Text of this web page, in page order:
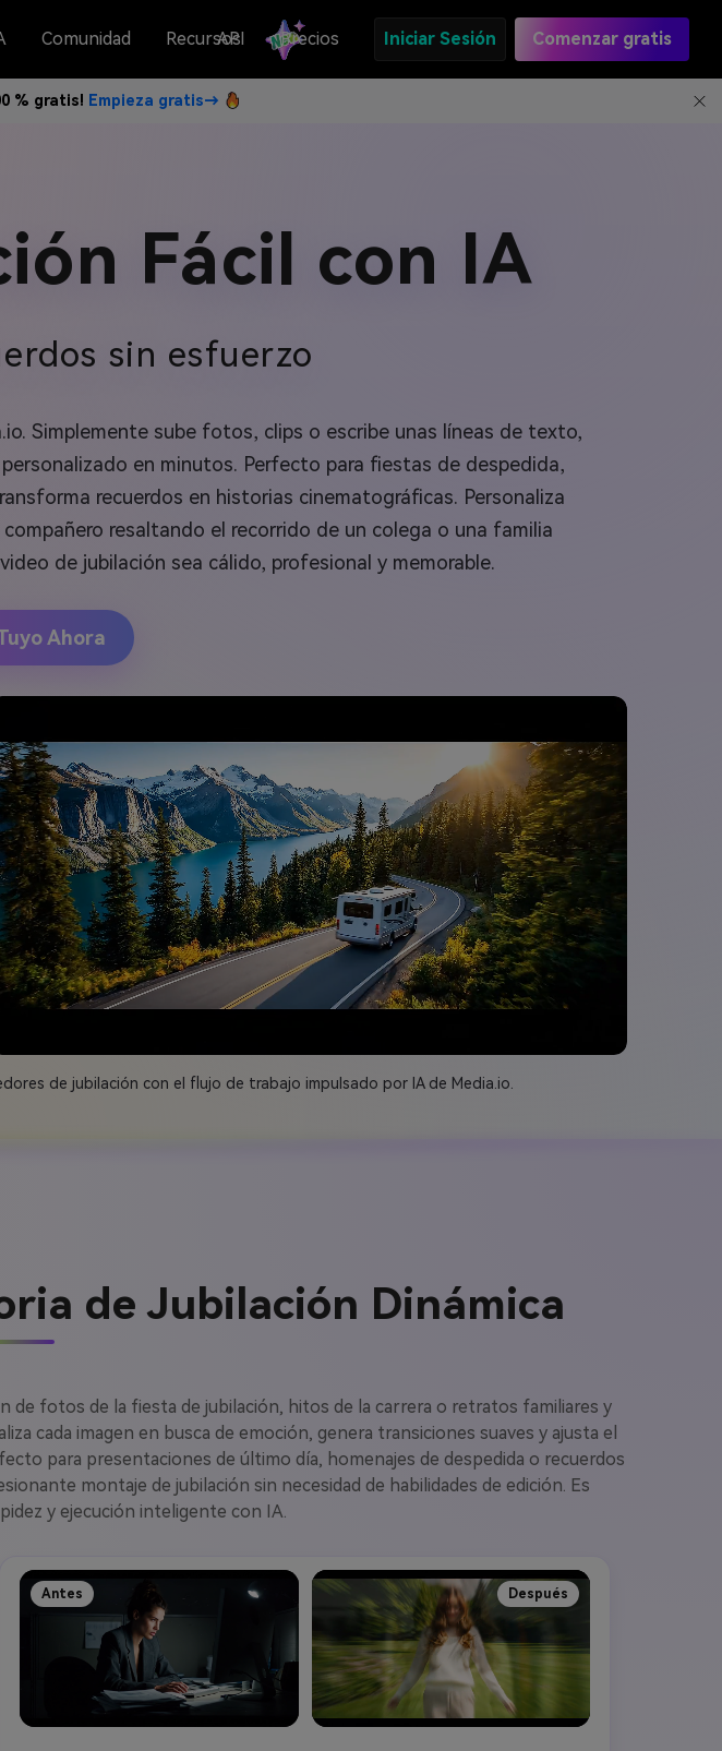
Comunidad Recursos
API Precios Iniciar Sesión Comenzar gratis
% gratis! Empieza gratis→
Fácil con IA
sin esfuerzo
Simplemente sube fotos, clips o escribe unas líneas de texto,
en minutos. Perfecto para fiestas de despedida,
recuerdos en historias cinematográficas. Personaliza
resaltando el recorrido de un colega o una familia
de jubilación sea cálido, profesional y memorable.
Ahora
de jubilación con el flujo de trabajo impulsado por IA de Media.io.
de Jubilación Dinámica
fotos de la fiesta de jubilación, hitos de la carrera o retratos familiares y
cada imagen en busca de emoción, genera transiciones suaves y ajusta el
para presentaciones de último día, homenajes de despedida o recuerdos
montaje de jubilación sin necesidad de habilidades de edición. Es
y ejecución inteligente con IA.
Antes Después